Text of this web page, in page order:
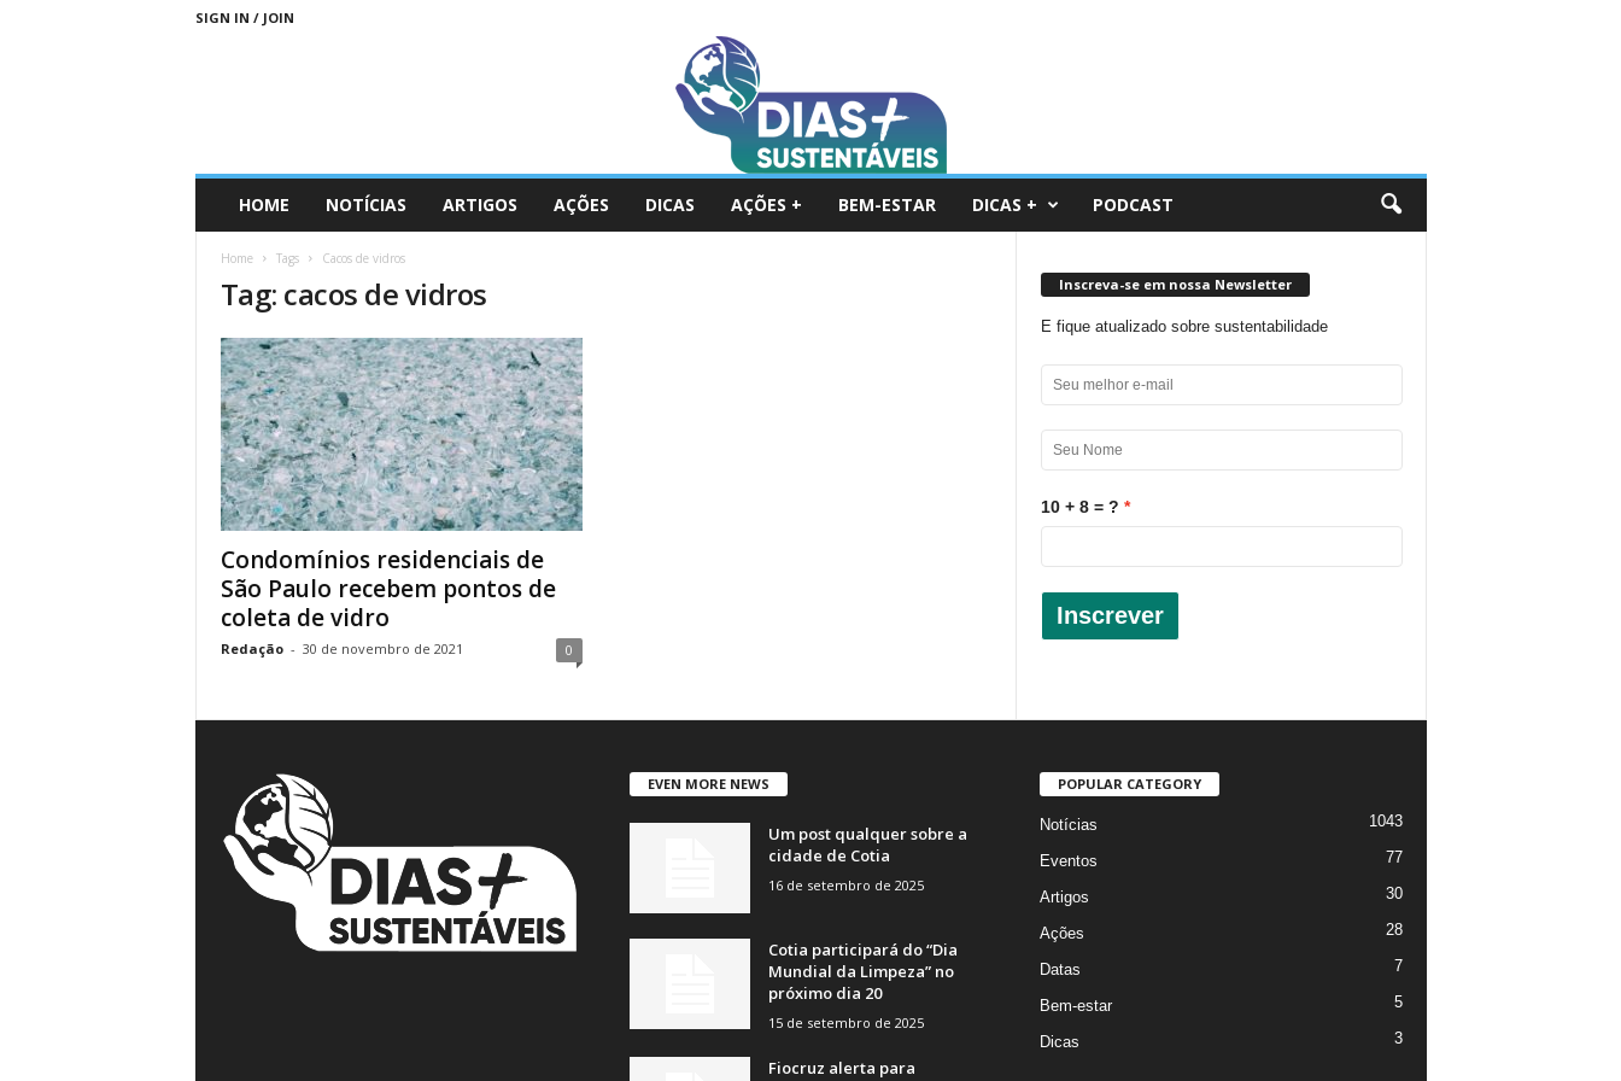
SIGN IN / JOIN
a
HOME NOTÍCIAS ARTIGOS AÇÕES DICAS AÇÕES + BEM-ESTAR DICAS + PODCAST
Home Tags Cacos de vidros
Tag: cacos de vidros
Condomínios residenciais de
São Paulo recebem pontos de
coleta de vidro
Redação - 30 de novembro de 2021 0
Inscreva-se em nossa Newsletter
E fique atualizado sobre sustentabilidade
10 + 8 = ?
Inscrever
EVEN MORE NEWS
Um post qualquer sobre a
cidade de Cotia
16 de setembro de 2025
Cotia participará do “Dia
Mundial da Limpeza” no
próximo dia 20
15 de setembro de 2025
Fiocruz alerta para
POPULAR CATEGORY
Notícias 1043
Eventos 77
Artigos 30
Ações 28
Datas 7
Bem-estar 5
Dicas 3